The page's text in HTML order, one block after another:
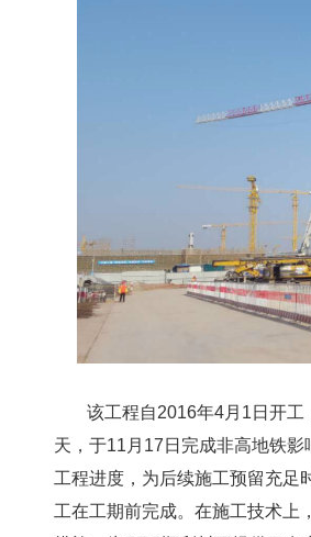
该工程自2016年4月1日开
天，于11月17日完成非高地铁
工程进度，为后续施工预留充足
工在工期前完成。在施工技术上